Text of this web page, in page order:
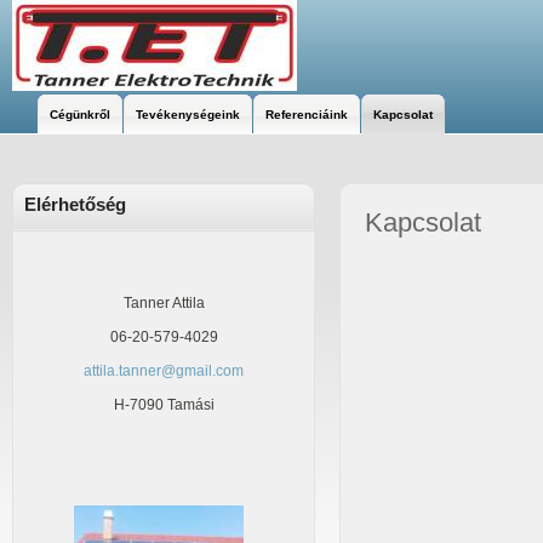
Cégünkről Tevékenységeink Referenciáink Kapcsolat
Elérhetőség
Tanner Attila
06-20-579-4029
attila.tanner@gmail.com
H-7090 Tamási
Kapcsolat